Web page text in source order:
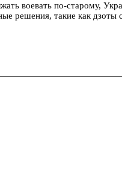
воевать по-старому,
решения, такие как дзоты